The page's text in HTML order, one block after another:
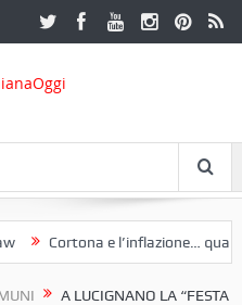
Cortona e l’inflazione…
A LUCIGNANO LA “FESTA